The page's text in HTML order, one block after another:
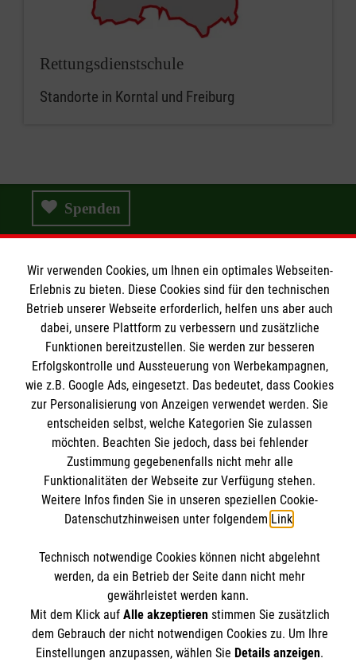
Rettungsdienstschule
Standorte in Korntal und Freiburg
Spenden
Wir Malteser
Wir Malteser
Spenden & Helfen
Angebote & Leistungen
Kursangebote
Mitarbeiten & Aktiv werden
Informationen
Kontakt
Presse und Medien
Impressum
Malteser online
Malteserorden
Malteser International
Sharepoint
Spendenkonto
Empfänger: Malteser Hilfsdienst e.V.
IBAN: DE90 6005 0101 0001 2706 88
BIC: SOLADEST600
Der Malteser Hilfsdienst e.V. ist als eingetragene
gemeinnützige Organisation von der Körperschaft- und
Wir verwenden Cookies, um Ihnen ein optimales Webseiten-
Erlebnis zu bieten. Diese Cookies sind für den technischen
Betrieb unserer Webseite erforderlich, helfen uns aber auch
dabei, unsere Plattform zu verbessern und zusätzliche
Funktionen bereitzustellen. Sie werden zur besseren
Erfolgskontrolle und Aussteuerung von Werbekampagnen,
wie z.B. Google Ads, eingesetzt. Das bedeutet, dass Cookies
zur Personalisierung von Anzeigen verwendet werden. Sie
entscheiden selbst, welche Kategorien Sie zulassen
möchten. Beachten Sie jedoch, dass bei fehlender
Zustimmung gegebenenfalls nicht mehr alle
Funktionalitäten der Webseite zur Verfügung stehen.
Weitere Infos finden Sie in unseren speziellen Cookie-
Datenschutzhinweisen unter folgendem Link.
Technisch notwendige Cookies können nicht abgelehnt
werden, da ein Betrieb der Seite dann nicht mehr
gewährleistet werden kann.
Mit dem Klick auf Alle akzeptierenstimmen Sie zusätzlich
dem Gebrauch der nicht notwendigen Cookies zu. Um Ihre
Einstellungen anzupassen, wählen Sie Details anzeigen.